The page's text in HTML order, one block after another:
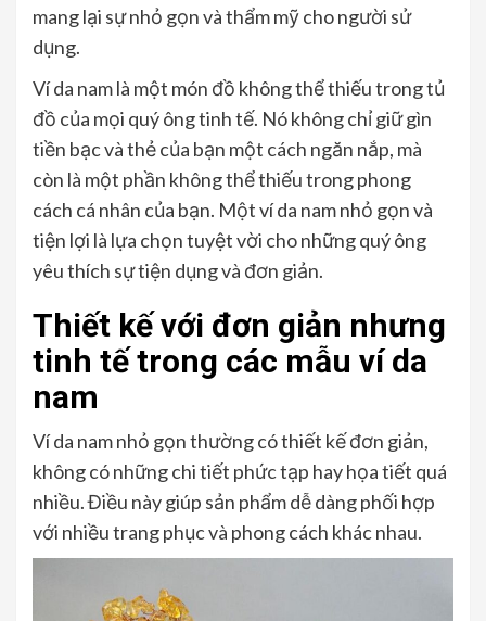
mang lại sự nhỏ gọn và thẩm mỹ cho người sử
dụng.
Ví da nam là một món đồ không thể thiếu trong tủ
đồ của mọi quý ông tinh tế. Nó không chỉ giữ gìn
tiền bạc và thẻ của bạn một cách ngăn nắp, mà
còn là một phần không thể thiếu trong phong
cách cá nhân của bạn. Một ví da nam nhỏ gọn và
tiện lợi là lựa chọn tuyệt vời cho những quý ông
yêu thích sự tiện dụng và đơn giản.
Thiết kế với đơn giản nhưng
tinh tế trong các mẫu ví da
nam
Ví da nam nhỏ gọn thường có thiết kế đơn giản,
không có những chi tiết phức tạp hay họa tiết quá
nhiều. Điều này giúp sản phẩm dễ dàng phối hợp
với nhiều trang phục và phong cách khác nhau.